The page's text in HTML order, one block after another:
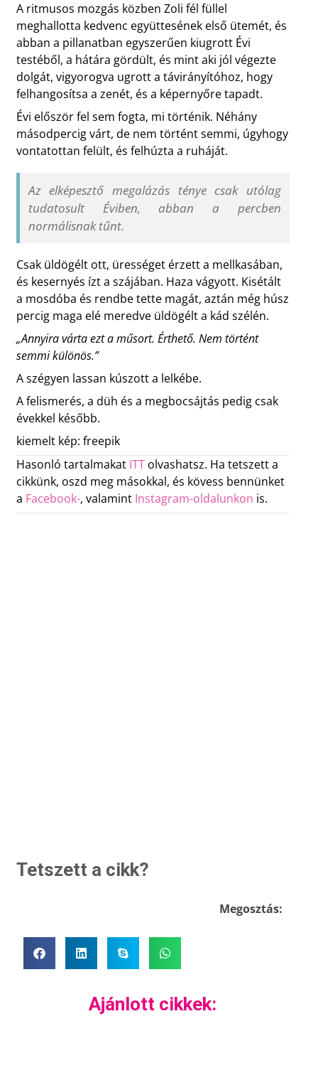
A ritmusos mozgás közben Zoli fél füllel
meghallotta kedvenc együttesének első ütemét, és
abban a pillanatban egyszerűen kiugrott Évi
testéből, a hátára gördült, és mint aki jól végezte
dolgát, vigyorogva ugrott a távirányítóhoz, hogy
felhangosítsa a zenét, és a képernyőre tapadt.
Évi először fel sem fogta, mi történik. Néhány
másodpercig várt, de nem történt semmi, úgyhogy
vontatottan felült, és felhúzta a ruháját.
Az elképesztő megalázás ténye csak utólag
tudatosult Éviben, abban a percben
normálisnak tűnt.
Csak üldögélt ott, ürességet érzett a mellkasában,
és kesernyés ízt a szájában. Haza vágyott. Kisétált
a mosdóba és rendbe tette magát, aztán még húsz
percig maga elé meredve üldögélt a kád szélén.
„Annyira várta ezt a műsort. Érthető. Nem történt
semmi különös.”
A szégyen lassan kúszott a lelkébe.
A felismerés, a düh és a megbocsájtás pedig csak
évekkel később.
kiemelt kép: freepik
Hasonló tartalmakat ITTolvashatsz. Ha tetszett a
cikkünk, oszd meg másokkal, és kövess bennünket
a Facebook-, valamint Instagram-oldalunkon is.
Tetszett a cikk?
Megosztás:
Ajánlott cikkek: